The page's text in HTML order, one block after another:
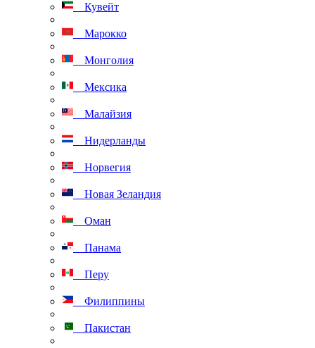
Кувейт
Марокко
Монголия
Мексика
Малайзия
Нидерланды
Норвегия
Новая Зеландия
Оман
Панама
Перу
Филиппины
Пакистан